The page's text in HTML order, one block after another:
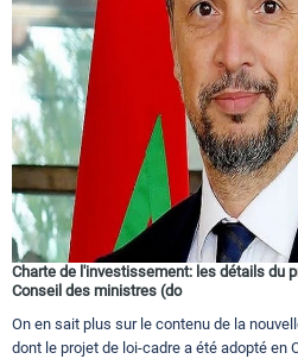
Charte de l'investissement: les détails du
Conseil des ministres (do
On en sait plus sur le contenu de la
dont le projet de loi-cadre a été adopté en